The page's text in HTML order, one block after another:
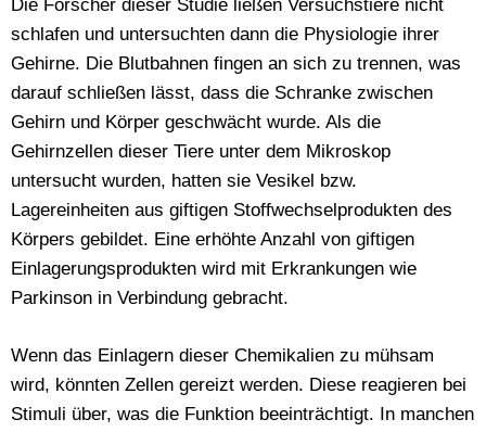
Die Forscher dieser Studie ließen Versuchstiere nicht
schlafen und untersuchten dann die Physiologie ihrer
Gehirne. Die Blutbahnen fingen an sich zu trennen, was
darauf schließen lässt, dass die Schranke zwischen
Gehirn und Körper geschwächt wurde. Als die
Gehirnzellen dieser Tiere unter dem Mikroskop
untersucht wurden, hatten sie Vesikel bzw.
Lagereinheiten aus giftigen Stoffwechselprodukten des
Körpers gebildet. Eine erhöhte Anzahl von giftigen
Einlagerungsprodukten wird mit Erkrankungen wie
Parkinson in Verbindung gebracht.
Wenn das Einlagern dieser Chemikalien zu mühsam
wird, könnten Zellen gereizt werden. Diese reagieren bei
Stimuli über, was die Funktion beeinträchtigt. In manchen